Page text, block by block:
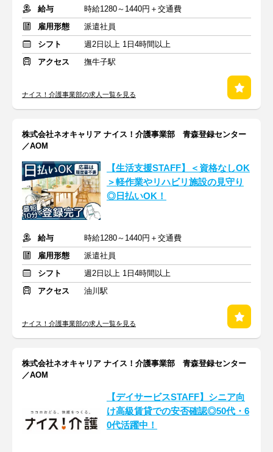
給与
時給1280～1440円＋交通費
雇用形態
派遣社員
シフト
週2日以上 1日4時間以上
アクセス
撫牛子駅
ナイス！介護事業部の求人一覧を見る
株式会社ネオキャリア ナイス！介護事業部 青森登録センター
／AOM
【生活支援STAFF】＜資格なしOK
＞軽作業やリハビリ施設の見守り
◎日払いOK！
給与
時給1280～1440円＋交通費
雇用形態
派遣社員
シフト
週2日以上 1日4時間以上
アクセス
油川駅
ナイス！介護事業部の求人一覧を見る
株式会社ネオキャリア ナイス！介護事業部 青森登録センター
／AOM
【デイサービスSTAFF】シニア向
け高級賃貸での安否確認◎50代・6
0代活躍中！